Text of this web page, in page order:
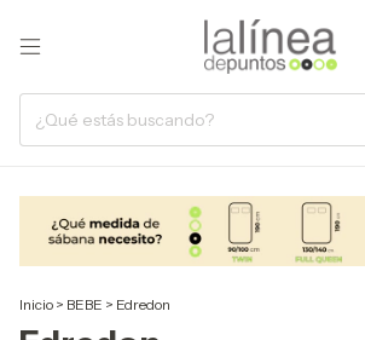
Inicio > BEBE > Edredon